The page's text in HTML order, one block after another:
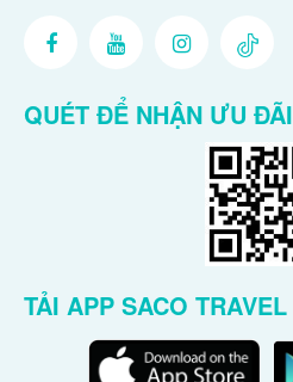
QUÉT ĐỂ NHẬN ƯU ĐÃI
TẢI APP SACO TRAVEL